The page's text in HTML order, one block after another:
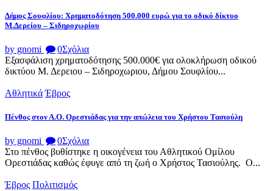
Δήμος Σουφλίου: Χρηματοδότηση 500.000 ευρώ για το οδικό δίκτυο
Μ.Δερείου – Σιδηροχωρίου
by gnomi 0Σχόλια
Εξασφάλιση χρηματοδότησης 500.000€ για ολοκλήρωση οδικού
δικτύου Μ. Δερειου – Σιδηροχωριου, Δήμου Σουφλίου...
Αθλητικά Έβρος
Πένθος στον Α.Ο. Ορεστιάδας για την απώλεια του Χρήστου Τασιούλη
by gnomi 0Σχόλια
Στο πένθος βυθίστηκε η οικογένεια του Αθλητικού Ομίλου
Ορεστιάδας καθώς έφυγε από τη ζωή ο Χρήστος Τασιούλης. Ο...
Έβρος Πολιτισμός